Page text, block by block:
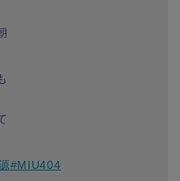
#MIU404